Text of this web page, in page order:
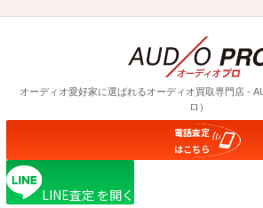
オーディオ愛好家に選ばれるオーディオ買取専⾨店 -
ロ）
© 2026 AUDIO PRO
電話査定
はこちら
LINE査定 を開く